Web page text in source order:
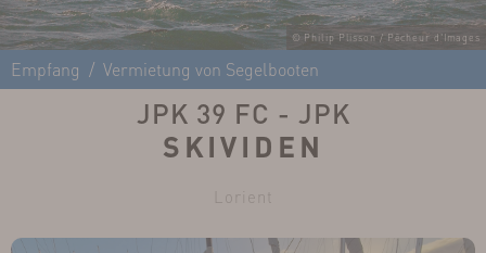
© Philip Plisson / Pêcheur d'Images
Empfang Vermietung von Segelbooten
JPK 39 FC - JPK
SKIVIDEN
Lorient